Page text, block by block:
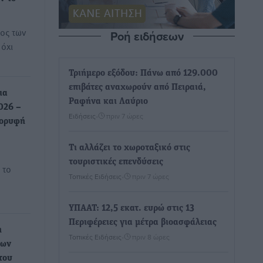
των
–
Ροή ειδήσεων
Τριήμερο εξόδου: Πάνω από 129.000
επιβάτες αναχωρούν από Πειραιά,
Ραφήνα και Λαύριο
Ειδήσεις πριν 7 ώρες
Τι αλλάζει το χωροταξικό στις
τουριστικές επενδύσεις
Τοπικές Ειδήσεις πριν 7 ώρες
ΥΠΑΑΤ: 12,5 εκατ. ευρώ στις 13
Περιφέρειες για μέτρα βιοασφάλειας
Τοπικές Ειδήσεις πριν 8 ώρες